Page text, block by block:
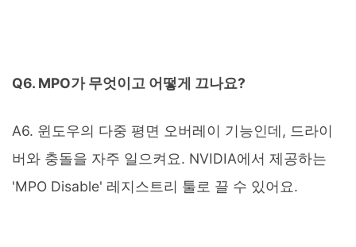
Q6. MPO가 무엇이고 어떻게 끄나요?
A6. 윈도우의 다중 평면 오버레이 기능인데, 드라이
버와 충돌을 자주 일으켜요. NVIDIA에서 제공하는
'MPO Disable' 레지스트리 툴로 끌 수 있어요.